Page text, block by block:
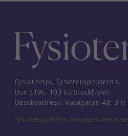
Fysioterapi, Fysioterapeuterna,
Box 3196, 103 63 Stockholm
Besöksadress: Vasagatan 48, 3 tr
fysioterapi@fysioterapeuterna.se